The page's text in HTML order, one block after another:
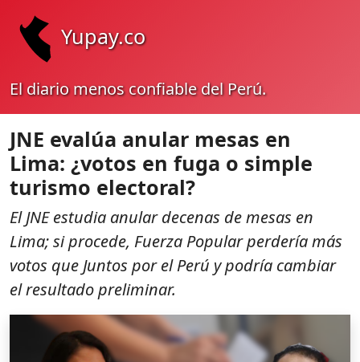
Yupay.co
El diario menos confiable del Perú.
JNE evalúa anular mesas en
Lima: ¿votos en fuga o simple
turismo electoral?
El JNE estudia anular decenas de mesas en
Lima; si procede, Fuerza Popular perdería más
votos que Juntos por el Perú y podría cambiar
el resultado preliminar.